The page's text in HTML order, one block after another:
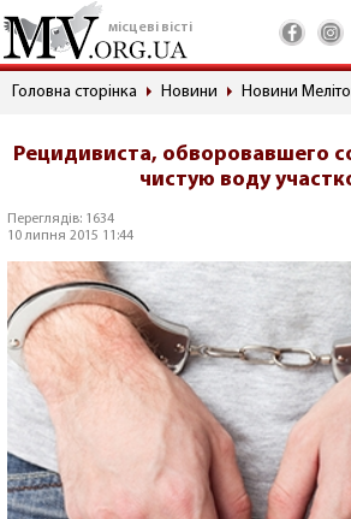
місцеві вісті
Головна сторінка Новини Новини
Рецидивиста, обворовавшего
чистую воду
Переглядів: 1634
10 липня 2015 11:44